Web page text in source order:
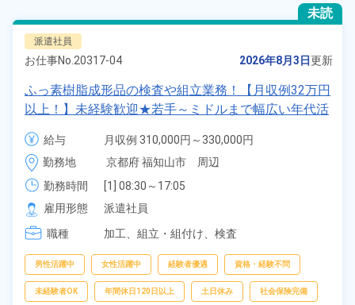
未読
派遣社員
お仕事No. 20317-04 2026年8月3日更新
ふっ素樹脂成形品の検査や組立業務！【月収例32万円
以上！】未経験歓迎★若手～ミドルまで幅広い年代活
躍中！正社員登用のチャンス♪日払いOK！年間休日
123日！《京都府福知山市》
給与
月収例 310,000円～330,000円
時給 1,400円～1,400円
勤務地
京都府 福知山市　周辺
勤務時間
[1] 08:30～17:05
[2] 20:30～05:05
雇用形態
派遣社員
職種
加工、 組立・組付け、 検査
男性活躍中 女性活躍中 経験者優遇 資格・経験不問
未経験者OK 年間休日120日以上 土日休み 社会保険完備